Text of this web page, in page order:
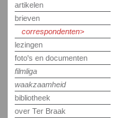
artikelen
brieven
correspondenten
lezingen
foto's en documenten
filmliga
waakzaamheid
bibliotheek
over Ter Braak